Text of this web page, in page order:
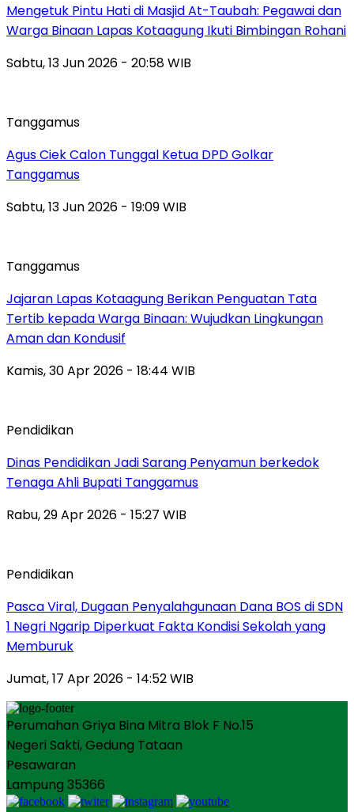
Mengetuk Pintu Hati di Masjid At-Taubah: Pegawai dan
Warga Binaan Lapas Kotaagung Ikuti Bimbingan Rohani
Sabtu, 13 Jun 2026 - 20:58 WIB
Tanggamus
Agus Ciek Calon Tunggal Ketua DPD Golkar
Tanggamus
Sabtu, 13 Jun 2026 - 19:09 WIB
Tanggamus
Jajaran Lapas Kotaagung Berikan Penguatan Tata
Tertib kepada Warga Binaan: Wujudkan Lingkungan
Aman dan Kondusif
Kamis, 30 Apr 2026 - 18:44 WIB
Pendidikan
Dinas Pendidikan Jadi Sarang Penyamun berkedok
Tenaga Ahli Bupati Tanggamus
Rabu, 29 Apr 2026 - 15:27 WIB
Pendidikan
Pasca Viral, Dugaan Penyalahgunaan Dana BOS di SDN
1 Negri Ngarip Diperkuat Fakta Kondisi Sekolah yang
Memburuk
Jumat, 17 Apr 2026 - 14:52 WIB
Perumahan Griya Bina Mitra Blok F No.15
Negeri Sakti, Gedung Tataan
Pesawaran
Lampung 35366